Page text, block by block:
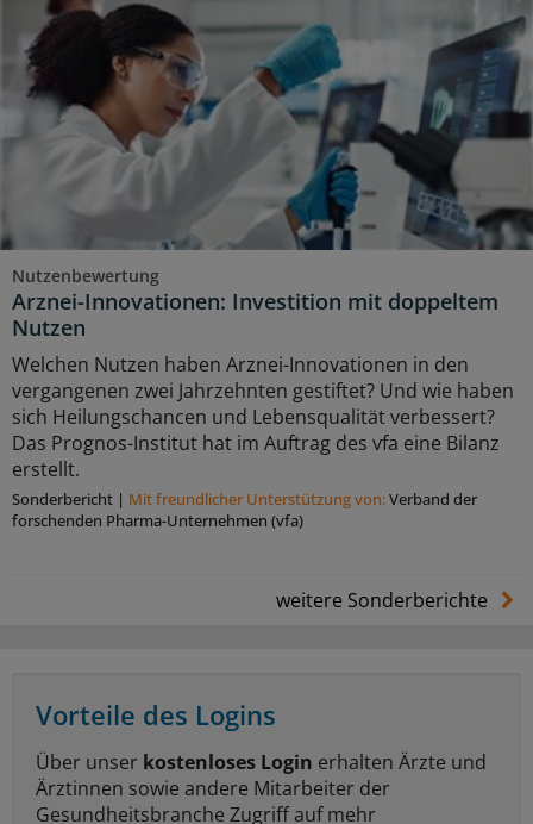
Nutzenbewertung
Arznei-Innovationen: Investition mit doppeltem
Nutzen
Welchen Nutzen haben Arznei-Innovationen in den
vergangenen zwei Jahrzehnten gestiftet? Und wie haben
sich Heilungschancen und Lebensqualität verbessert?
Das Prognos-Institut hat im Auftrag des vfa eine Bilanz
erstellt.
Sonderbericht | Mit freundlicher Unterstützung von:Verband der
forschenden Pharma-Unternehmen (vfa)
weitere Sonderberichte
Vorteile des Logins
Über unser kostenloses Login erhalten Ärzte und
Ärztinnen sowie andere Mitarbeiter der
Gesundheitsbranche Zugriff auf mehr